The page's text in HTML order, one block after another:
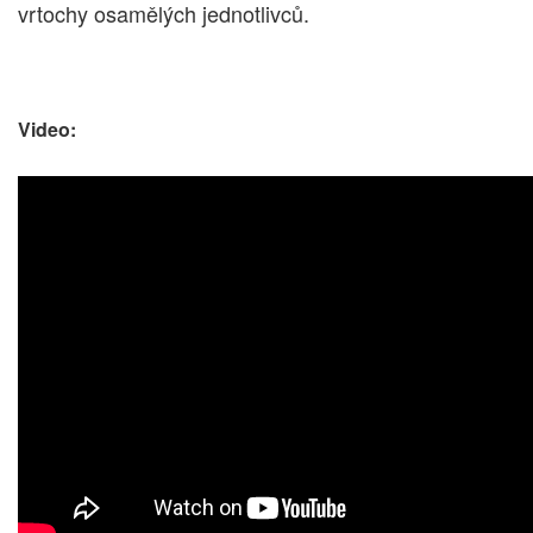
vrtochy osamělých jednotlivců.
Video: